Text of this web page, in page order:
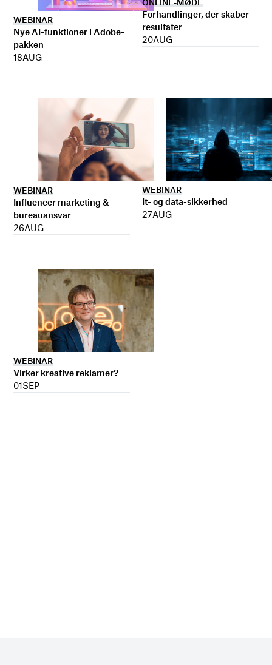
WEBINAR
Nye AI-funktioner i Adobe-
pakken
18AUG
ONLINE-MØDE
Forhandlinger, der skaber
resultater
20AUG
WEBINAR
Influencer marketing &
bureauansvar
26AUG
WEBINAR
It- og data-sikkerhed
27AUG
WEBINAR
Virker kreative reklamer?
01SEP